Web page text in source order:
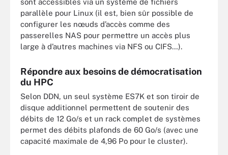
parallèle pour Linux (il est, bien sûr possible de
configurer les nœuds d’accès comme des
passerelles NAS pour permettre un accès plus
large à d’autres machines via NFS ou CIFS…).
Répondre aux besoins de démocratisation
du HPC
Selon DDN, un seul système ES7K et son tiroir de
disque additionnel permettent de soutenir des
débits de 12 Go/s et un rack complet de systèmes
permet des débits plafonds de 60 Go/s (avec une
capacité maximale de 4,96 Po pour le cluster).